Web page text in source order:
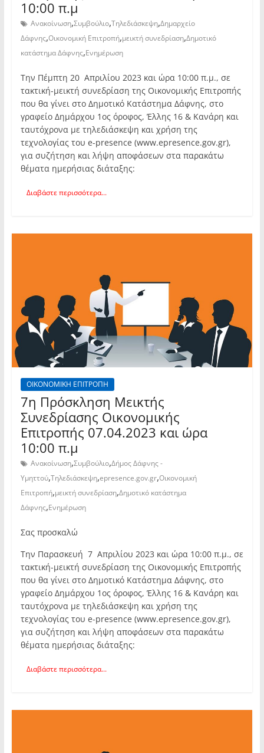
10:00 π.μ
Ανακοίνωση,Συμβούλιο,Τηλεδιάσκεψη,Δημαρχείο
Δάφνης,Οικονομική Επιτροπή,μεικτή συνεδρίαση,Δημοτικό
κατάστημα Δάφνης,Ενημέρωση
Την Πέμπτη 20 Απριλίου 2023 και ώρα 10:00 π.μ., σε
τακτική-μεικτή συνεδρίαση της Οικονομικής Επιτροπής
που θα γίνει στο Δημοτικό Κατάστημα Δάφνης, στο
γραφείο Δημάρχου 1ος όροφος, Έλλης 16 & Κανάρη και
ταυτόχρονα με τηλεδιάσκεψη και χρήση της
τεχνολογίας του e-presence (www.epresence.gov.gr),
για συζήτηση και λήψη αποφάσεων στα παρακάτω
θέματα ημερήσιας διάταξης:
Διαβάστε περισσότερα...
ΟΙΚΟΝΟΜΙΚΗ ΕΠΙΤΡΟΠΗ
7η Πρόσκληση Μεικτής
Συνεδρίασης Οικονομικής
Επιτροπής 07.04.2023 και ώρα
10:00 π.μ
Ανακοίνωση,Συμβούλιο,Δήμος Δάφνης -
Υμηττού,Τηλεδιάσκεψη,epresence.gov.gr,Οικονομική
Επιτροπή,μεικτή συνεδρίαση,Δημοτικό κατάστημα
Δάφνης,Ενημέρωση
Σας προσκαλώ
Την Παρασκευή 7 Απριλίου 2023 και ώρα 10:00 π.μ., σε
τακτική-μεικτή συνεδρίαση της Οικονομικής Επιτροπής
που θα γίνει στο Δημοτικό Κατάστημα Δάφνης, στο
γραφείο Δημάρχου 1ος όροφος, Έλλης 16 & Κανάρη και
ταυτόχρονα με τηλεδιάσκεψη και χρήση της
τεχνολογίας του e-presence (www.epresence.gov.gr),
για συζήτηση και λήψη αποφάσεων στα παρακάτω
θέματα ημερήσιας διάταξης:
Διαβάστε περισσότερα...